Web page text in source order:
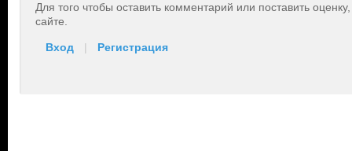
Для того чтобы оставить комментарий или поставить
сайте.
Вход | Регистрация